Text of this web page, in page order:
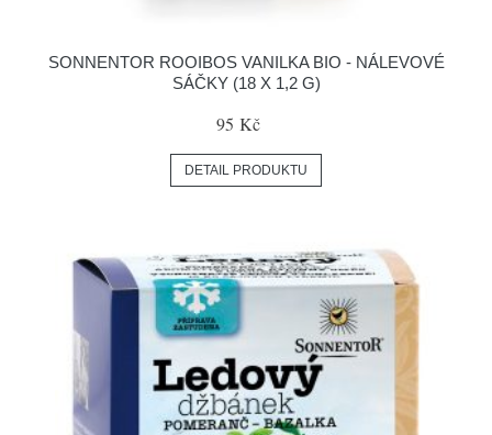
SONNENTOR ROOIBOS VANILKA BIO - NÁLEVOVÉ
SÁČKY (18 X 1,2 G)
95 Kč
DETAIL PRODUKTU